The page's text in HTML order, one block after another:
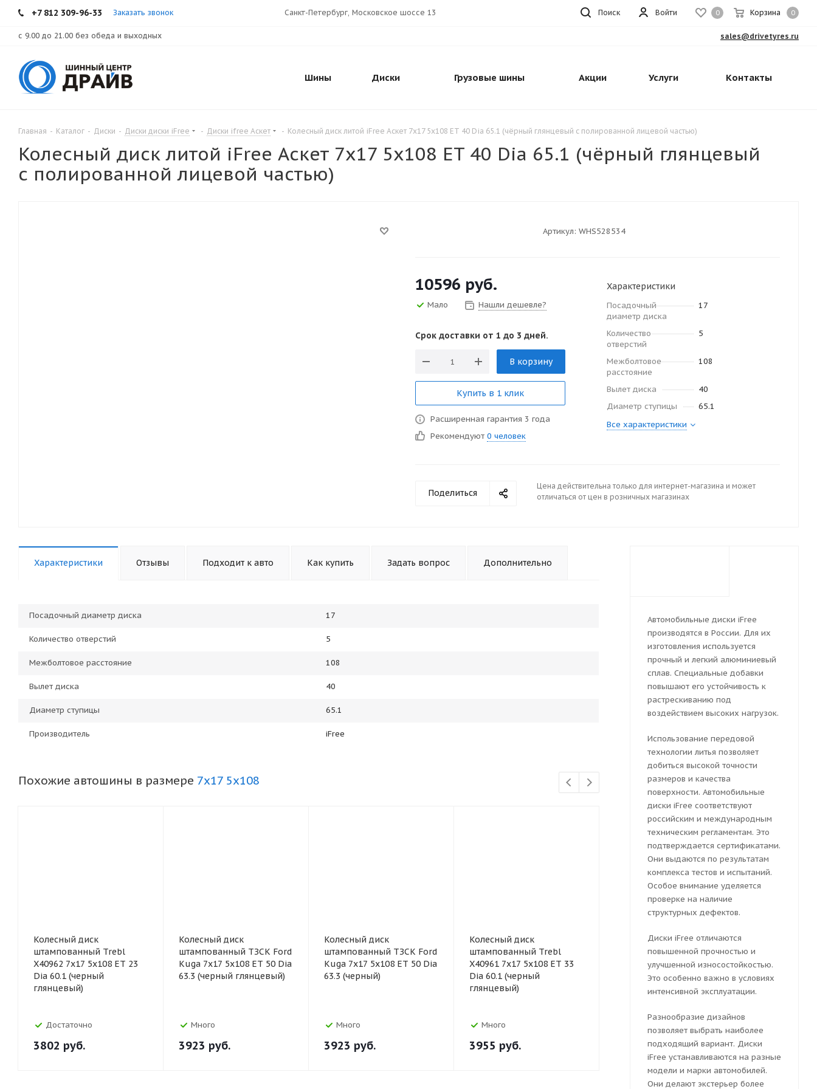
+7 812 309-96-33 Заказать звонок 0 Корзина 0
Войти
Санкт-Петербург, Московское шоссе 13 Поиск
с 9.00 до 21.00 без обеда и выходных sales@drivetyres.ru
Шины Диски Грузовые шины Акции Услуги Контакты
Главная - Каталог - Диски - Диски диски iFree - Диски ifree Аскет - Колесный диск литой iFree Аскет 7x17 5x108 ET 40 Dia 65.1 (чёрный глянцевый с полированной лицевой частью)
Колесный диск литой iFree Аскет 7x17 5x108 ET 40 Dia 65.1 (чёрный глянцевый
с полированной лицевой частью)
Артикул: WHS528534
10596 руб.
Мало Нашли дешевле?
Срок доставки от 1 до 3 дней.
В корзину
Купить в 1 клик
Расширенная гарантия 3 года
Рекомендуют 0 человек
Характеристики
Посадочный
диаметр диска
17
Количество
отверстий
5
Межболтовое
расстояние
108
Вылет диска
40
Диаметр ступицы
65.1
Все характеристики
Поделиться
Цена действительна только для интернет-магазина и может
отличаться от цен в розничных магазинах
Характеристики Отзывы Подходит к авто Как купить Задать вопрос Дополнительно
Посадочный диаметр диска 17
Количество отверстий 5
Межболтовое расстояние 108
Вылет диска 40
Диаметр ступицы 65.1
Производитель iFree
Похожие автошины в размере 7x17 5x108
Колесный диск
штампованный Trebl
X40962 7x17 5x108 ET 23
Dia 60.1 (черный
глянцевый)
Достаточно
3802 руб.
Колесный диск
штампованный ТЗСК Ford
Kuga 7x17 5x108 ET 50 Dia
63.3 (черный глянцевый)
Много
3923 руб.
Колесный диск
штампованный ТЗСК Ford
Kuga 7x17 5x108 ET 50 Dia
63.3 (черный)
Много
3923 руб.
Колесный диск
штампованный Trebl
X40961 7x17 5x108 ET 33
Dia 60.1 (черный
глянцевый)
Много
3955 руб.
Колесный диск
штампованный Next NX-
131 7x17 5x108 ET 50 Dia
63.3 (черный глянцевый)
руб.
Х40929 7x17
Dia 63.3
4545
Автомобильные диски iFree
производятся в России. Для их
изготовления используется
прочный и легкий алюминиевый
сплав. Специальные добавки
повышают его устойчивость к
растрескиванию под
воздействием высоких нагрузок.
Использование передовой
технологии литья позволяет
добиться высокой точности
размеров и качества
поверхности. Автомобильные
диски iFree соответствуют
российским и международным
техническим регламентам. Это
подтверждается сертификатами.
Они выдаются по результатам
комплекса тестов и испытаний.
Особое внимание уделяется
проверке на наличие
структурных дефектов.
Диски iFree отличаются
повышенной прочностью и
улучшенной износостойкостью.
Это особенно важно в условиях
интенсивной эксплуатации.
Разнообразие дизайнов
позволяет выбрать наиболее
подходящий вариант. Диски
iFree устанавливаются на разные
модели и марки автомобилей.
Они делают экстерьер более